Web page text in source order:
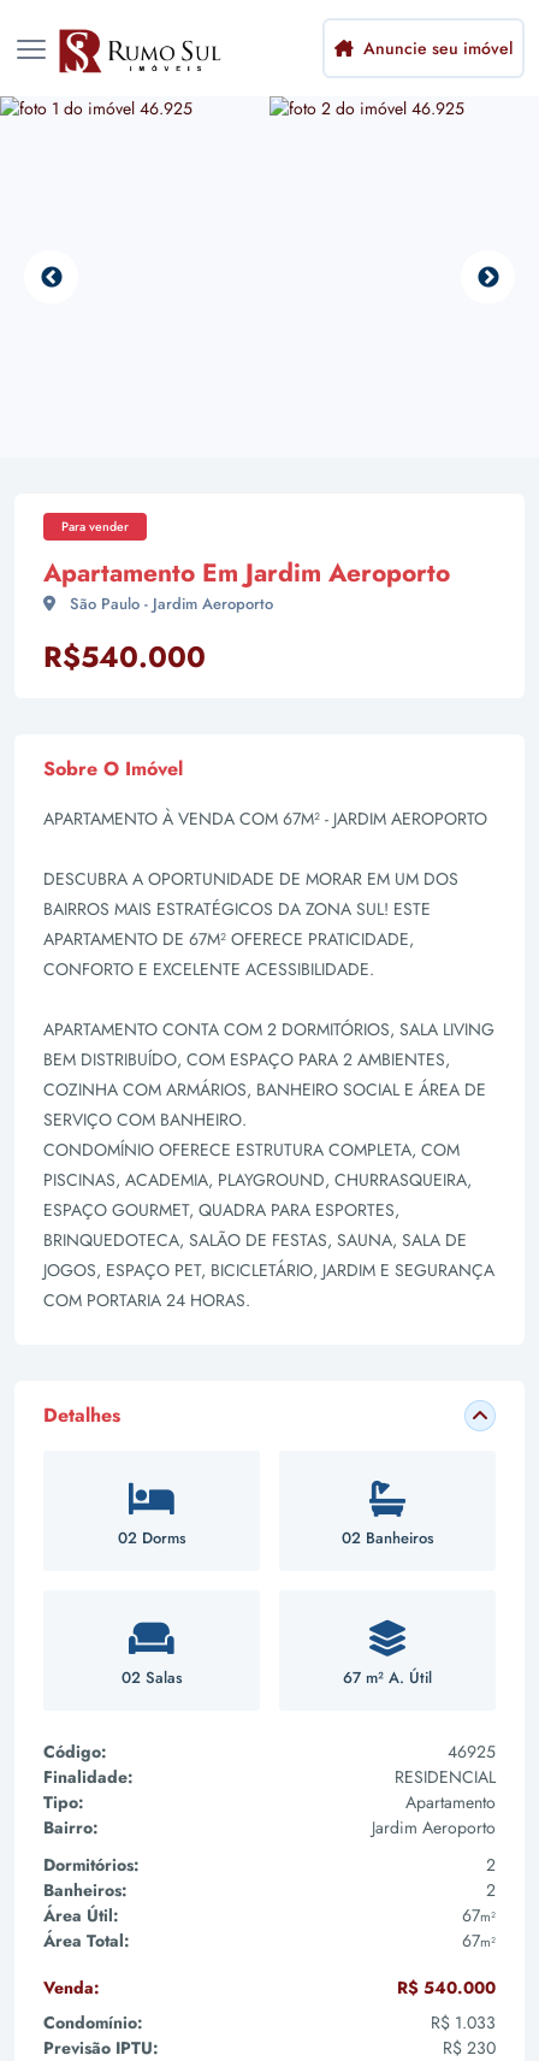
Anuncie seu imóvel
Para vender
Apartamento Em Jardim Aeroporto
São Paulo - Jardim Aeroporto
R$540.000
Sobre O Imóvel
APARTAMENTO À VENDA COM 67M² - JARDIM AEROPORTO
DESCUBRA A OPORTUNIDADE DE MORAR EM UM DOS
BAIRROS MAIS ESTRATÉGICOS DA ZONA SUL! ESTE
APARTAMENTO DE 67M² OFERECE PRATICIDADE,
CONFORTO E EXCELENTE ACESSIBILIDADE.
APARTAMENTO CONTA COM 2 DORMITÓRIOS, SALA LIVING
BEM DISTRIBUÍDO, COM ESPAÇO PARA 2 AMBIENTES,
COZINHA COM ARMÁRIOS, BANHEIRO SOCIAL E ÁREA DE
SERVIÇO COM BANHEIRO.
CONDOMÍNIO OFERECE ESTRUTURA COMPLETA, COM
PISCINAS, ACADEMIA, PLAYGROUND, CHURRASQUEIRA,
ESPAÇO GOURMET, QUADRA PARA ESPORTES,
BRINQUEDOTECA, SALÃO DE FESTAS, SAUNA, SALA DE
JOGOS, ESPAÇO PET, BICICLETÁRIO, JARDIM E SEGURANÇA
COM PORTARIA 24 HORAS.
Detalhes
02 Dorms 02 Banheiros
02 Salas 67 m² A. Útil
Código:
46925
Finalidade:
RESIDENCIAL
Tipo:
Apartamento
Bairro:
Jardim Aeroporto
Dormitórios:
2
Banheiros:
2
Área Útil:
67m²
Área Total: 67m²
Venda:
R$ 540.000
Condomínio:
R$ 1.033
Previsão IPTU:
R$ 230